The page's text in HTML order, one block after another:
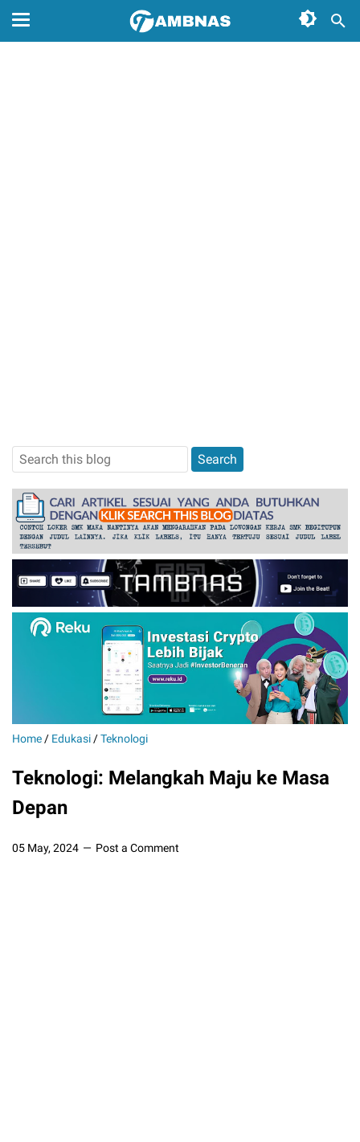
Home / Edukasi /Teknologi
Teknologi: Melangkah Maju ke Masa
Depan
05 May, 2024 Post a Comment